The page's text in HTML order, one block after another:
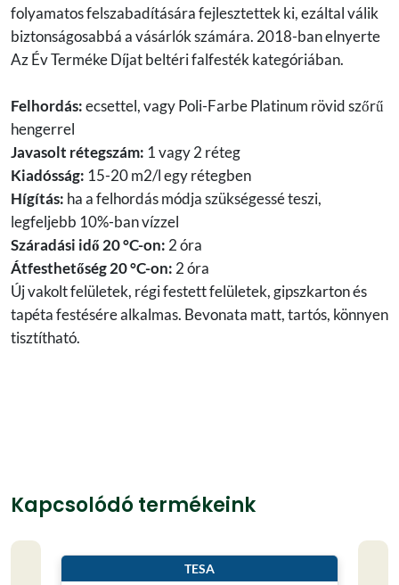
folyamatos felszabadítására fejlesztettek ki, ezáltal válik
biztonságosabbá a vásárlók számára. 2018-ban elnyerte
Az Év Terméke Díjat beltéri falfesték kategóriában.
Felhordás:ecsettel, vagy Poli-Farbe Platinum rövid szőrű
hengerrel
Javasolt rétegszám: 1 vagy 2 réteg
Kiadósság: 15-20 m2/l egy rétegben
Hígítás: ha a felhordás módja szükségessé teszi,
legfeljebb 10%-ban vízzel
Száradási idő 20 °C-on: 2 óra
Átfesthetőség 20 °C-on: 2 óra
Új vakolt felületek, régi festett felületek, gipszkarton és
tapéta festésére alkalmas. Bevonata matt, tartós, könnyen
tisztítható.
Kapcsolódó termékeink
TESA